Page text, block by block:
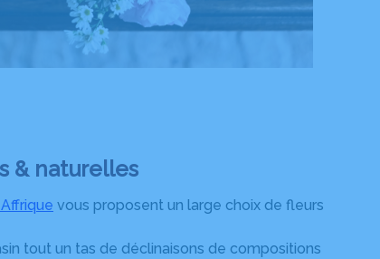
& naturelles
vous proposent un large choix de fleurs
tout un tas de déclinaisons de compositions